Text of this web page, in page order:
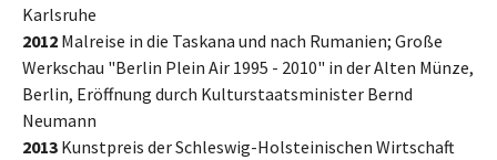
Karlsruhe
2012 Malreise in die Taskana und nach Rumanien; Große
Werkschau "Berlin Plein Air 1995 - 2010" in der Alten Münze,
Berlin, Eröffnung durch Kulturstaatsminister Bernd
Neumann
2013 Kunstpreis der Schleswig-Holsteinischen Wirtschaft